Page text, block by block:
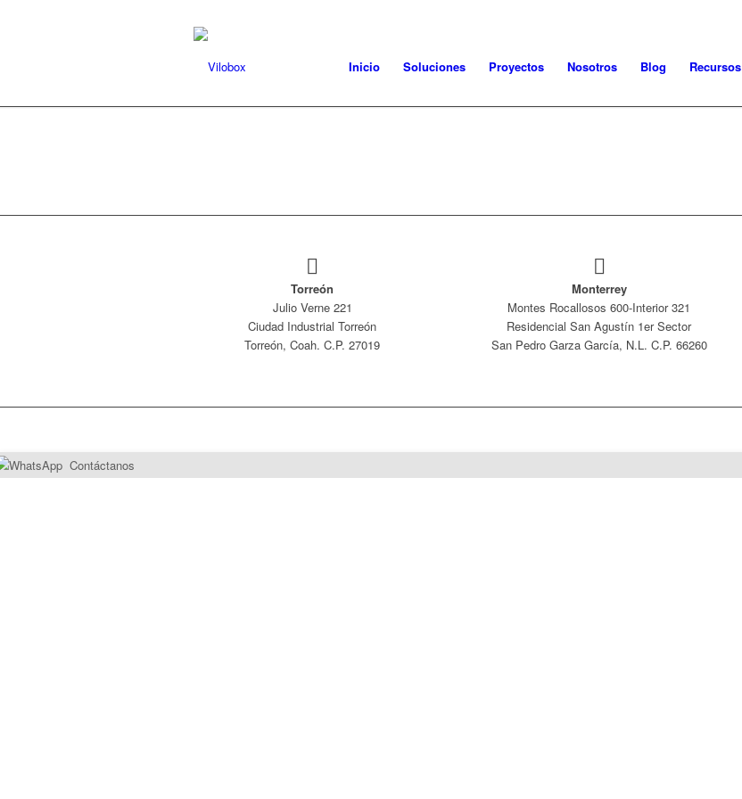
Inicio Soluciones Proyectos Nosotros Blog Recursos
Torreón
Julio Verne 221
Ciudad Industrial Torreón
Torreón, Coah. C.P. 27019
Monterrey
Montes Rocallosos 600-Interior 321
Residencial San Agustín 1er Sector
San Pedro Garza García, N.L. C.P. 66260
Contáctanos